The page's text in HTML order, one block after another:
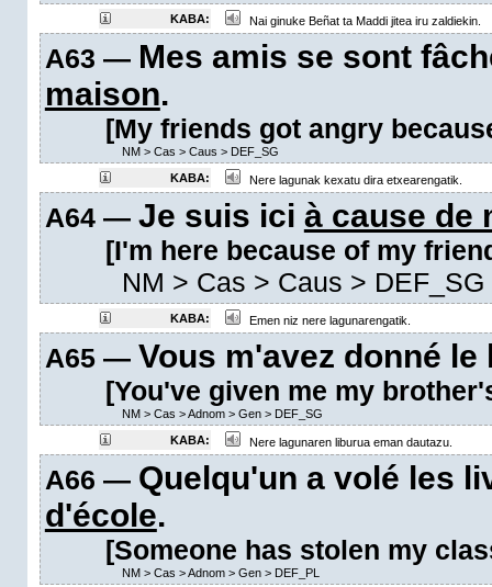
KABA:
Nai ginuke Beñat ta Maddi jitea iru zaldiekin.
A63 — Mes amis se sont
maison.
[My friends got angry
NM> Cas > Caus > DEF_SG
KABA:
Nere lagunak kexatu dira etxearengatik.
A64 — Je suis ici à cause de
[I'm here because of my
NM > Cas > Caus > DEF_SG
KABA: Emen niz nere lagunarengatik.
A65 — Vous m'avez donné
[You've given me my
NM> Cas >Adnom> Gen> DEF_SG
KABA:
Nere lagunaren liburua eman dautazu.
A66 — Quelqu'un a volé les
d'école.
[Someone has stolen my
NM> Cas >Adnom> Gen> DEF_PL